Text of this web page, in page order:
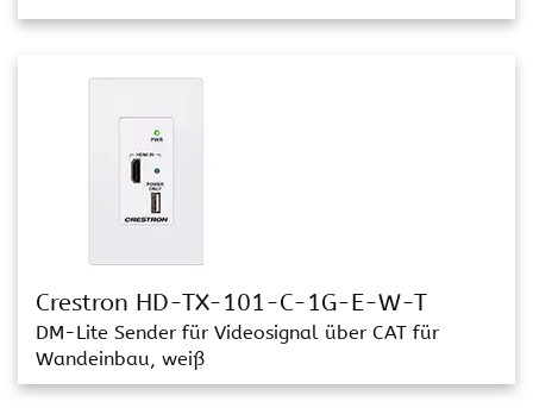
Crestron HD-TX-101-C-1G-E-W-T
DM-Lite Sender für Videosignal über CAT für
Wandeinbau, weiß